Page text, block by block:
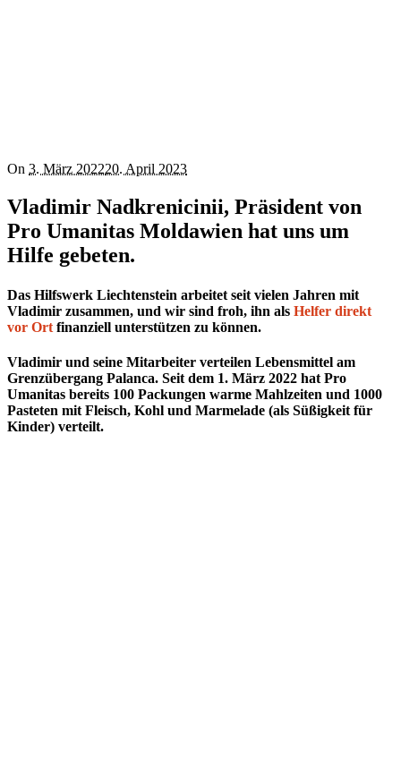
On 3. März 202220. April 2023
Vladimir Nadkrenicinii, Präsident von
Pro Umanitas Moldawien hat uns um
Hilfe gebeten.
Das Hilfswerk Liechtenstein arbeitet seit vielen Jahren mit
Vladimir zusammen, und wir sind froh, ihn als Helfer direkt
vor Ort finanziell unterstützen zu können.
Vladimir und seine Mitarbeiter verteilen Lebensmittel am
Grenzübergang Palanca. Seit dem 1. März 2022 hat Pro
Umanitas bereits 100 Packungen warme Mahlzeiten und 1000
Pasteten mit Fleisch, Kohl und Marmelade (als Süßigkeit für
Kinder) verteilt.